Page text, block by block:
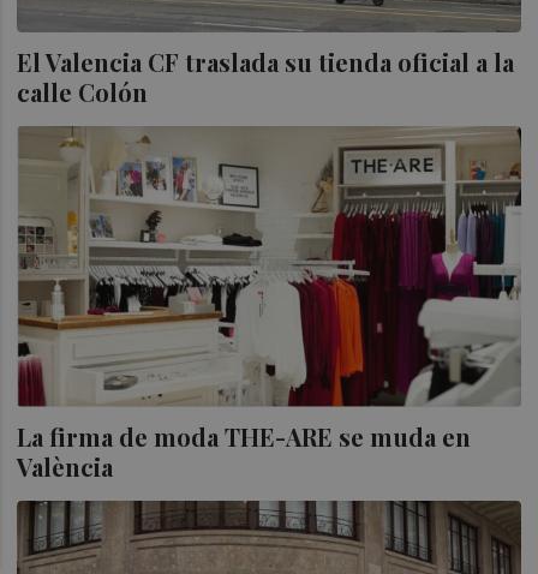
El Valencia CF traslada su tienda oficial a la
calle Colón
La firma de moda THE-ARE se muda en
València